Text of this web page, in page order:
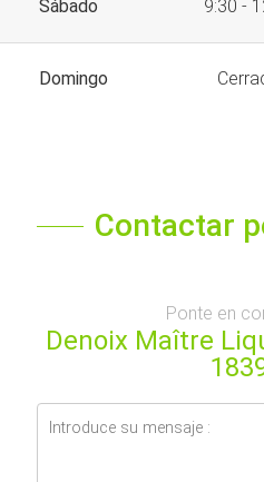
Sábado 9:30 -
Domingo
Contactar
Ponte en
Denoix Maître